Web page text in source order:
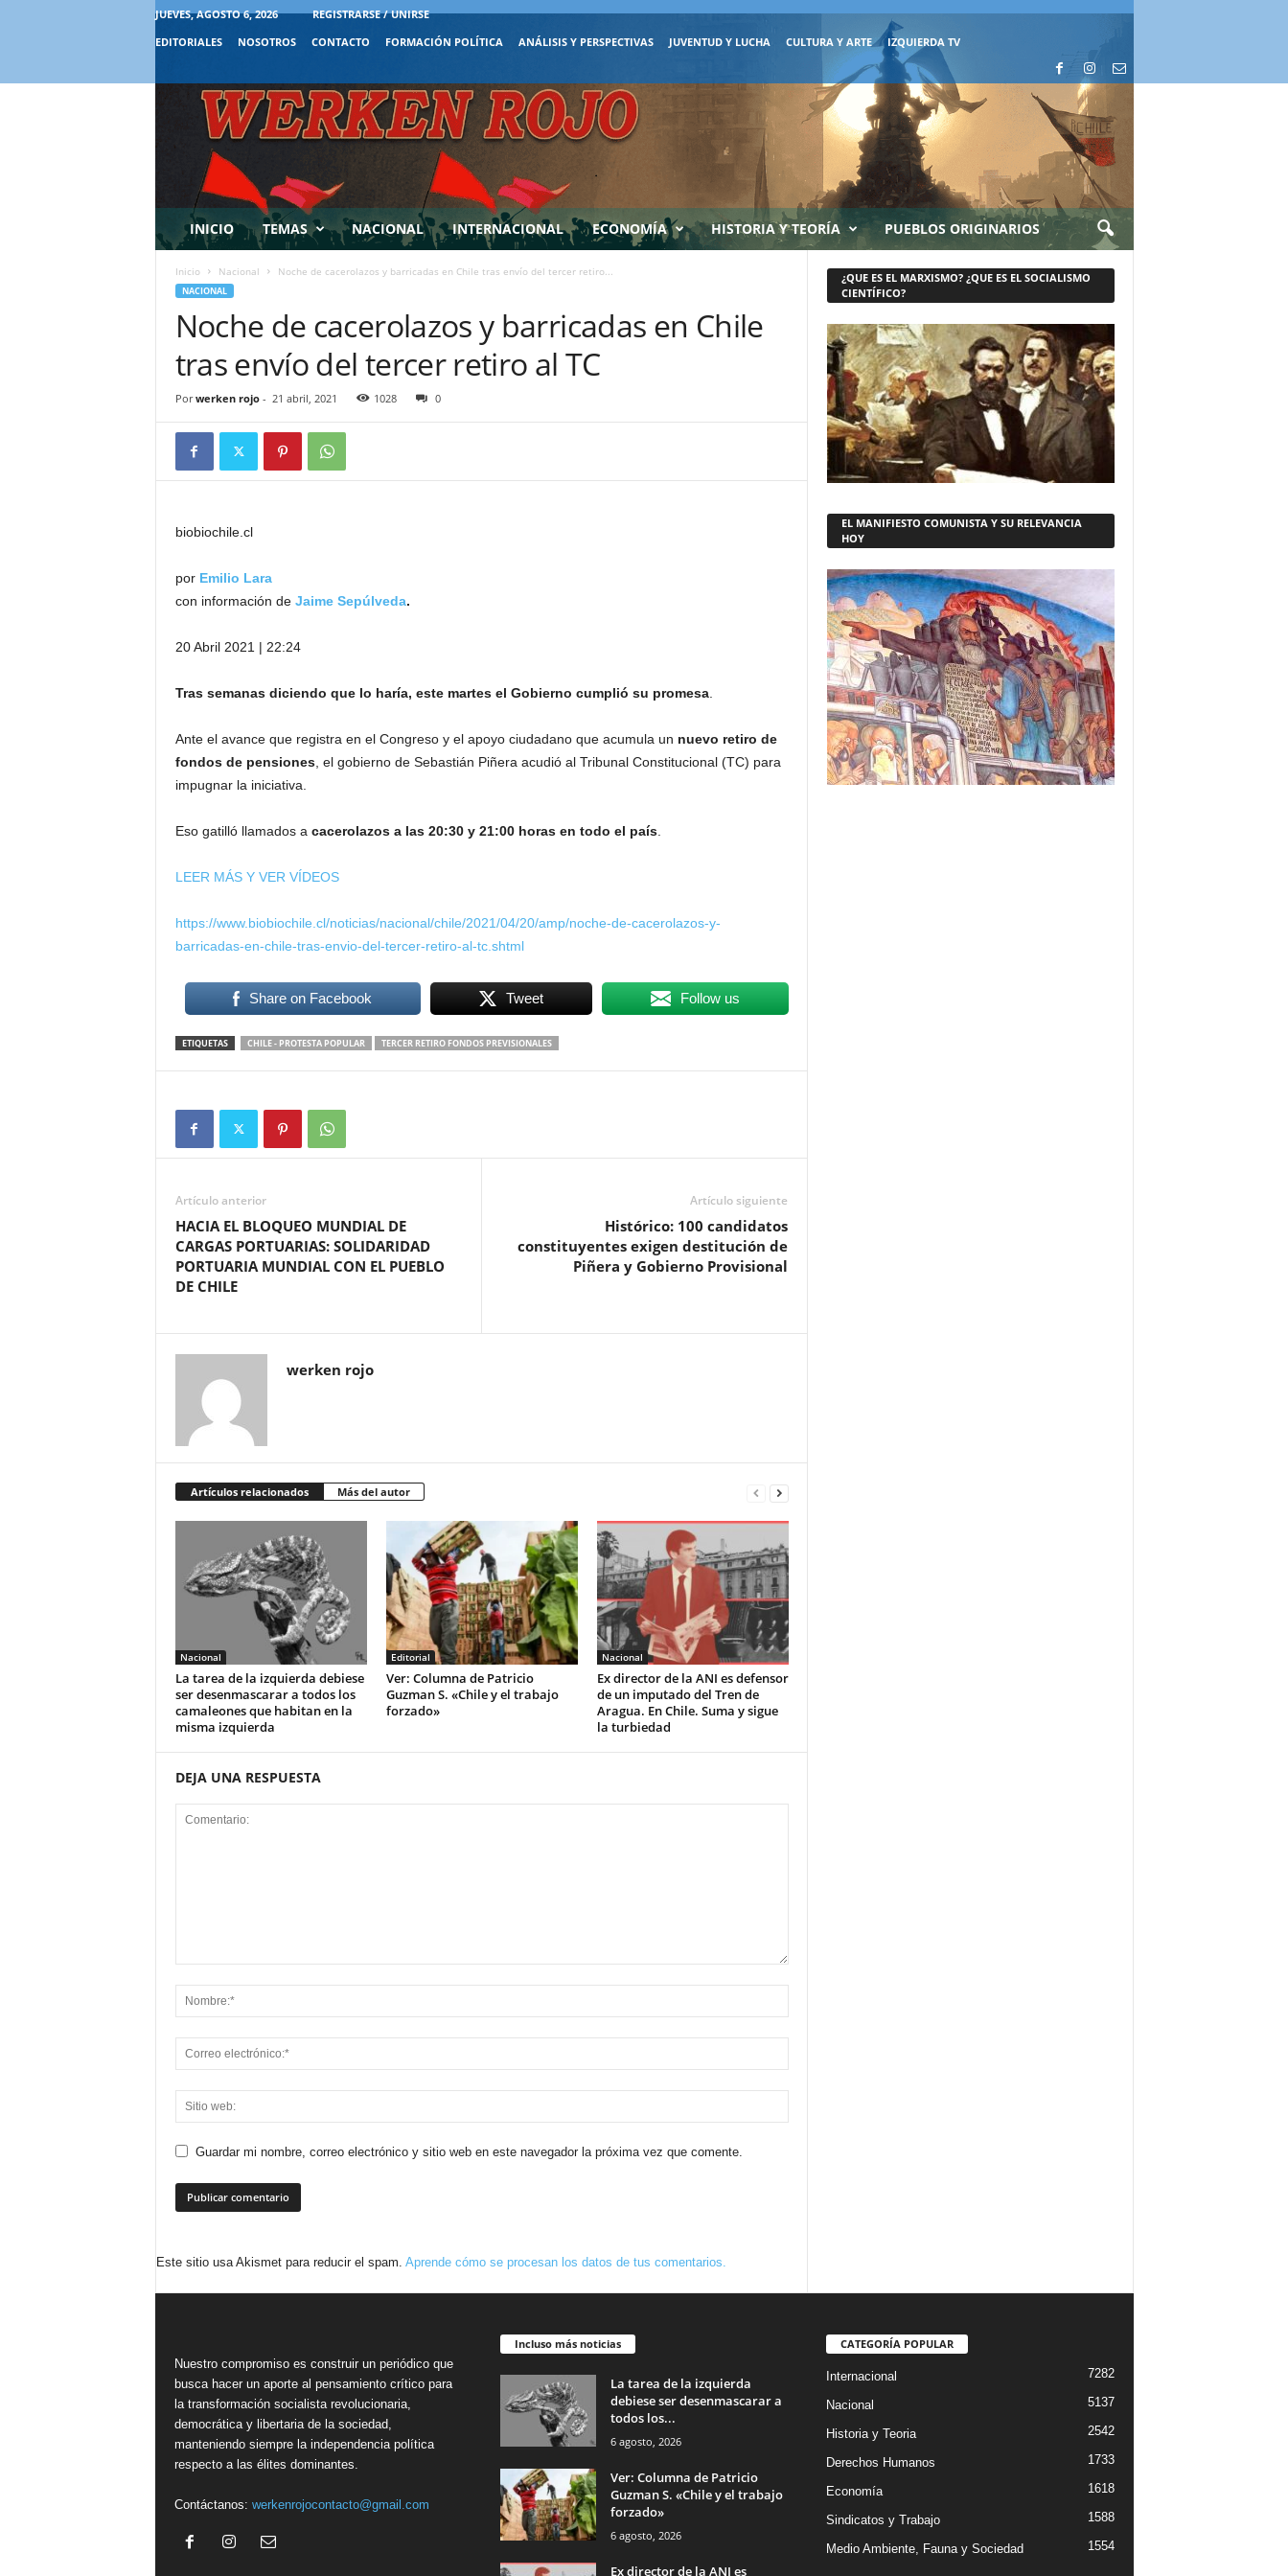
JUEVES, AGOSTO 6, 2026
REGISTRARSE / UNIRSE
EDITORIALES
NOSOTROS CONTACTO FORMACIÓN POLÍTICA ANÁLISIS Y PERSPECTIVAS JUVENTUD Y LUCHA CULTURA Y ARTE IZQUIERDA TV
INICIO TEMAS NACIONAL INTERNACIONAL ECONOMÍA HISTORIA Y TEORÍA PUEBLOS ORIGINARIOS
Inicio Nacional Noche de cacerolazos y barricadas en Chile tras envío del tercer retiro...
NACIONAL
Noche de cacerolazos y barricadas en Chile
tras envío del tercer retiro al TC
Por werken rojo- 21 abril, 2021 1028 0
biobiochile.cl
por Emilio Lara
con información de Jaime Sepúlveda.
20 Abril 2021 | 22:24
Tras semanas diciendo que lo haría, este martes el Gobierno cumplió su promesa.
Ante el avance que registra en el Congreso y el apoyo ciudadano que acumula un nuevo retiro de
fondos de pensiones, el gobierno de Sebastián Piñera acudió al Tribunal Constitucional (TC) para
impugnar la iniciativa.
Eso gatilló llamados a cacerolazos a las 20:30 y 21:00 horas en todo el país.
LEER MÁS Y VER VÍDEOS
https://www.biobiochile.cl/noticias/nacional/chile/2021/04/20/amp/noche-de-cacerolazos-y-
barricadas-en-chile-tras-envio-del-tercer-retiro-al-tc.shtml
Share on Facebook Tweet Follow us
ETIQUETAS CHILE - PROTESTA POPULAR TERCER RETIRO FONDOS PREVISIONALES
Artículo anterior
HACIA EL BLOQUEO MUNDIAL DE
CARGAS PORTUARIAS: SOLIDARIDAD
PORTUARIA MUNDIAL CON EL PUEBLO
DE CHILE
Artículo siguiente
Histórico: 100 candidatos
constituyentes exigen destitución de
Piñera y Gobierno Provisional
werken rojo
Artículos relacionados Más del autor
Nacional
La tarea de la izquierda debiese
ser desenmascarar a todos los
camaleones que habitan en la
misma izquierda
Editorial
Ver: Columna de Patricio
Guzman S. «Chile y el trabajo
forzado»
Nacional
Ex director de la ANI es defensor
de un imputado del Tren de
Aragua. En Chile. Suma y sigue
la turbiedad
DEJA UNA RESPUESTA
Guardar mi nombre, correo electrónico y sitio web en este navegador la próxima vez que comente.
Este sitio usa Akismet para reducir el spam. Aprende cómo se procesan los datos de tus comentarios.
¿QUE ES EL MARXISMO? ¿QUE ES EL SOCIALISMO
CIENTÍFICO?
EL MANIFIESTO COMUNISTA Y SU RELEVANCIA
HOY
Nuestro compromiso es construir un periódico que
busca hacer un aporte al pensamiento crítico para
la transformación socialista revolucionaria,
democrática y libertaria de la sociedad,
manteniendo siempre la independencia política
respecto a las élites dominantes.
Contáctanos: werkenrojocontacto@gmail.com
Incluso más noticias
La tarea de la izquierda
debiese ser desenmascarar a
todos los...
6 agosto, 2026
Ver: Columna de Patricio
Guzman S. «Chile y el trabajo
forzado»
6 agosto, 2026
Ex director de la ANI es
CATEGORÍA POPULAR
Internacional 7282
Nacional 5137
Historia y Teoria 2542
Derechos Humanos 1733
Economía 1618
Sindicatos y Trabajo 1588
Medio Ambiente, Fauna y Sociedad 1554